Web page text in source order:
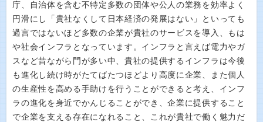
庁、自治体を含む不特定多数の団体や公人の業務を効率よく
円滑にし「貴社なくして日本経済の発展はない」といっても
過言ではないほど多数の企業が貴社のサービスを導入、もは
や社会インフラとなっています。インフラと言えば電力やガ
スなど昔ながら門が多い中、貴社の提供するインフラは今後
も進化し続け時がたてばたつほどより高度に企業、また個人
の生産性を高める手助けを行うことができると考え、インフ
ラの進化を身近でかんじることができ、企業に提供すること
で企業を支える存在になれること、これが貴社で働く魅力だ